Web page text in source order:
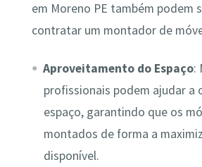
em Moreno PE também podem
contratar um montador de
Aproveitamento do Espaço:
profissionais podem ajudar a
espaço, garantindo que os
montados de forma a
disponível.